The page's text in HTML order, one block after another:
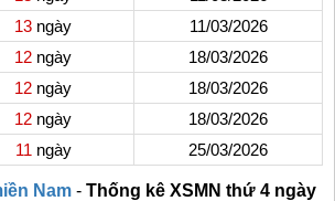
13 ngày
11/03/2026
12 ngày
18/03/2026
12 ngày
18/03/2026
12 ngày
18/03/2026
11 ngày 25/03/2026
Nam - Thống kê XSMN thứ 4 ngày